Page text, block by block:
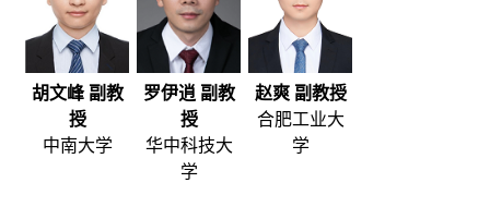
胡文峰 副教
授
中南大学
罗伊逍 副教
授
华中科技大
学
赵爽 副教授
合肥工业大
学